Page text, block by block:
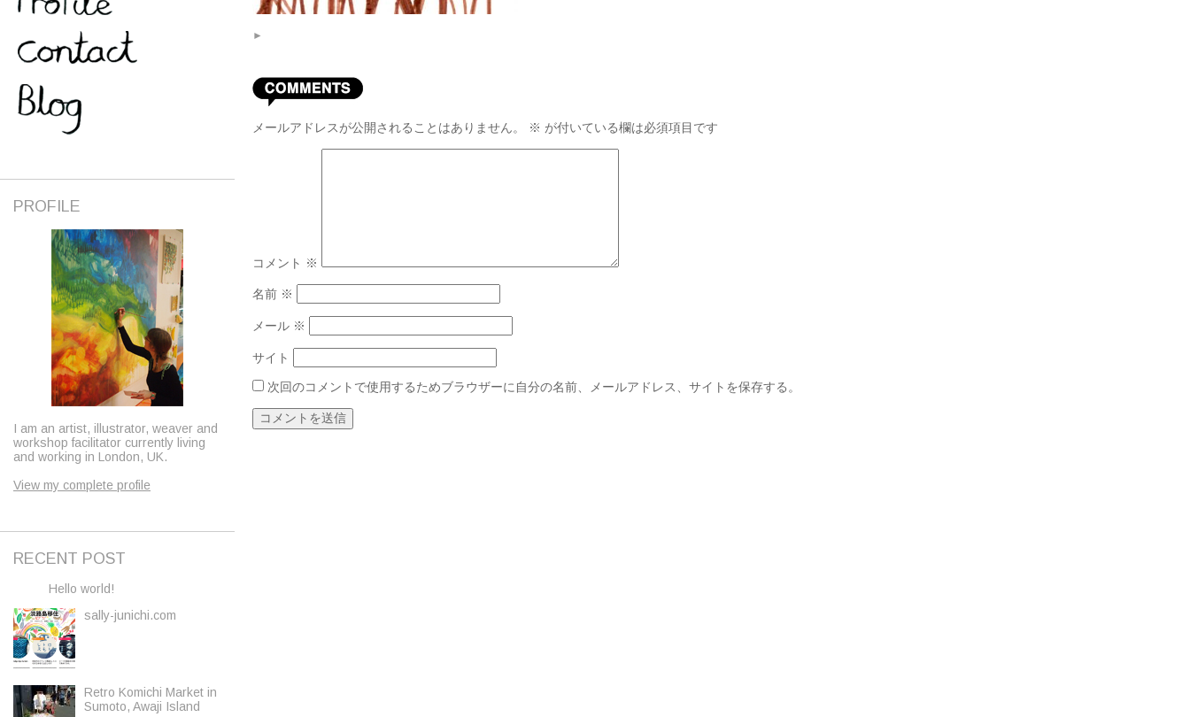
►
メールアドレスが公開されることはありません。 ※ が付いている欄は必須項目です
コメント ※
名前 ※
メール ※
サイト
次回のコメントで使用するためブラウザーに自分の名前、メールアドレス、サイトを保存する。
PROFILE
I am an artist, illustrator, weaver and
workshop facilitator currently living
and working in London, UK.
View my complete profile
RECENT POST
Hello world!
sally-junichi.com
Retro Komichi Market in
Sumoto, Awaji Island